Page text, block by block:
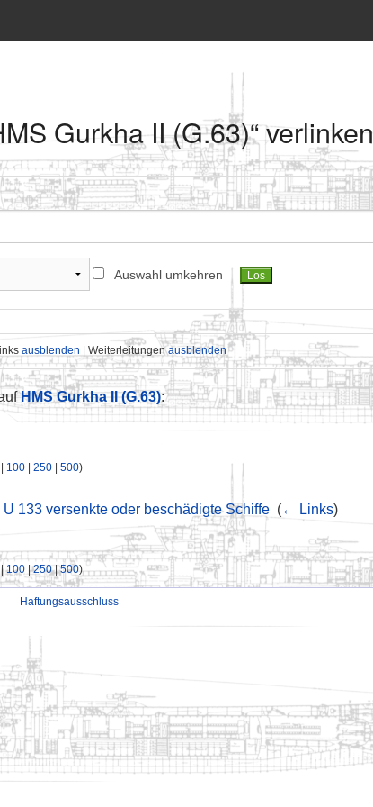
Gurkha II (G.63)“ verlinken
Auswahl umkehren
ausblenden | Weiterleitungenausblenden
HMS Gurkha II (G.63):
100 |250 |500)
133 versenkte oder beschädigte Schiffe‎ (← Links)
|100 |250|500)
Haftungsausschluss